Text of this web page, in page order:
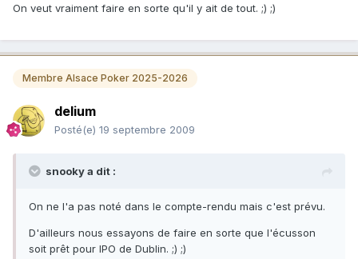
On veut vraiment faire en sorte qu'il y ait de tout. ;) ;)
Membre Alsace Poker 2025-2026
delium
Posté(e) 19 septembre 2009
snooky a dit :
On ne l'a pas noté dans le compte-rendu mais c'est prévu.
D'ailleurs nous essayons de faire en sorte que l'écusson
soit prêt pour IPO de Dublin. ;) ;)